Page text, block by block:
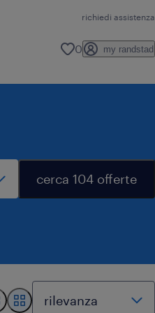
richiedi assistenza
0 my randstad
cerca 104 offerte